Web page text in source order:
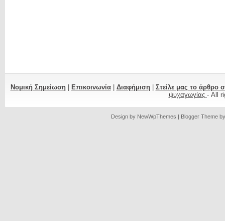
Νομική Σημείωση| Επικοινωνία| Διαφήμιση| Στείλε μας το άρθρο
ψυχαγωγίας - All
Design by NewWpThemes | Blogger Theme